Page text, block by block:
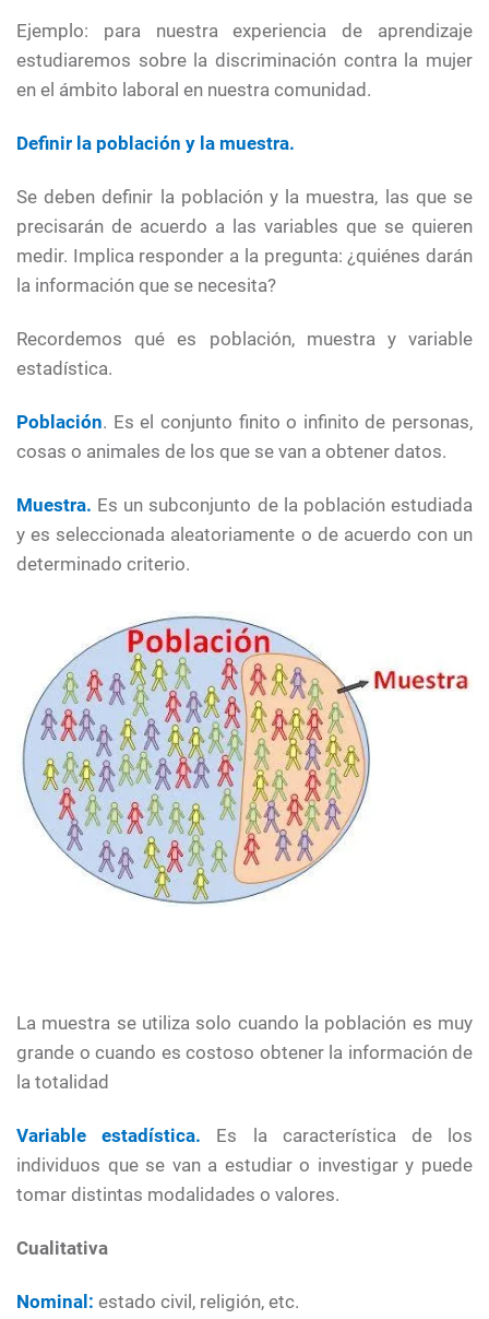
Ejemplo: para nuestra experiencia de aprendizaje
estudiaremos sobre la discriminación contra la mujer
en el ámbito laboral en nuestra comunidad.
Definir la población y la muestra.
Se deben definir la población y la muestra, las que se
precisarán de acuerdo a las variables que se quieren
medir. Implica responder a la pregunta: ¿quiénes darán
la información que se necesita?
Recordemos qué es población, muestra y variable
estadística.
Población. Es el conjunto finito o infinito de personas,
cosas o animales de los que se van a obtener datos.
Muestra. Es un subconjunto de la población estudiada
y es seleccionada aleatoriamente o de acuerdo con un
determinado criterio.
La muestra se utiliza solo cuando la población es muy
grande o cuando es costoso obtener la información de
la totalidad
Variable estadística. Es la característica de los
individuos que se van a estudiar o investigar y puede
tomar distintas modalidades o valores.
Cualitativa
Nominal: estado civil, religión, etc.